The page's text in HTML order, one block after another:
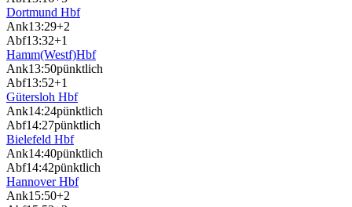
Dortmund Hbf
Ank13:29+2
Abf13:32+1
Hamm(Westf)Hbf
Ank13:50pünktlich
Abf13:52+1
Gütersloh Hbf
Ank14:24pünktlich
Abf14:27pünktlich
Bielefeld Hbf
Ank14:40pünktlich
Abf14:42pünktlich
Hannover Hbf
Ank15:50+2